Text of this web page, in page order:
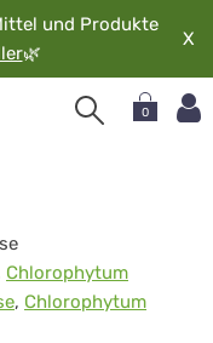
und Produkte
🌿
X
0
Chlorophytum
, Chlorophytum